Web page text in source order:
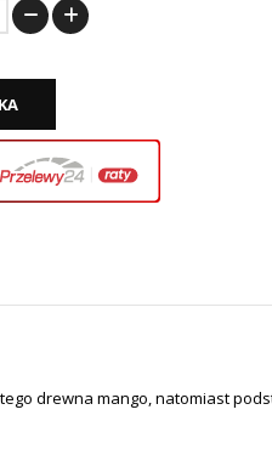
drewna mango, natomiast